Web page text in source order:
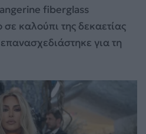
fiberglass
καλούπι της δεκαετίας
για τη